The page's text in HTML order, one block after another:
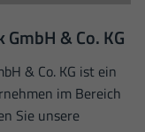
& Co. KG
& Co. KG ist ein
im Bereich
Sie unsere